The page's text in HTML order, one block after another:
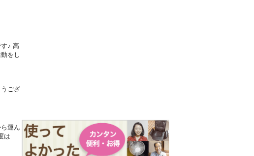
♪ 高
をし
ござ
運ん
は